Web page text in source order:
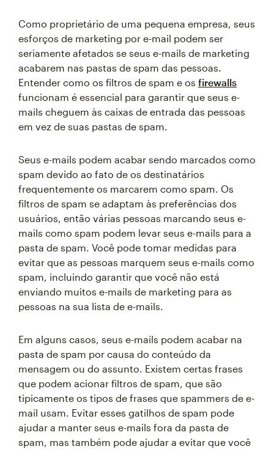
Como proprietário de uma pequena empresa, seus
esforços de marketing por e-mail podem ser
seriamente afetados se seus e-mails de marketing
acabarem nas pastas de spam das pessoas.
Entender como os filtros de spam e os firewalls
funcionam é essencial para garantir que seus e-
mails cheguem às caixas de entrada das pessoas
em vez de suas pastas de spam.
Seus e-mails podem acabar sendo marcados como
spam devido ao fato de os destinatários
frequentemente os marcarem como spam. Os
filtros de spam se adaptam às preferências dos
usuários, então várias pessoas marcando seus e-
mails como spam podem levar seus e-mails para a
pasta de spam. Você pode tomar medidas para
evitar que as pessoas marquem seus e-mails como
spam, incluindo garantir que você não está
enviando muitos e-mails de marketing para as
pessoas na sua lista de e-mails.
Em alguns casos, seus e-mails podem acabar na
pasta de spam por causa do conteúdo da
mensagem ou do assunto. Existem certas frases
que podem acionar filtros de spam, que são
tipicamente os tipos de frases que spammers de e-
mail usam. Evitar esses gatilhos de spam pode
ajudar a manter seus e-mails fora da pasta de
spam, mas também pode ajudar a evitar que você